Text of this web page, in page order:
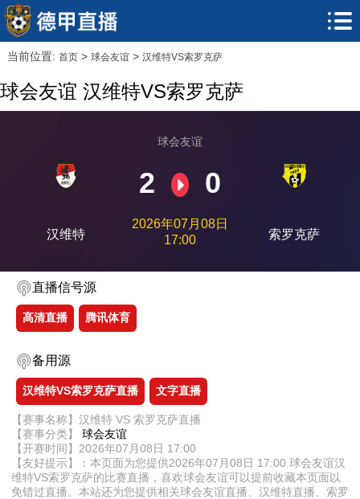
当前位置: 首页> 球会友谊> 汉维特VS索罗克萨
球会友谊 汉维特VS索罗克萨
汉维特
球会友谊
2 0
2026年07月08日
17:00
索罗克萨
直播信号源
高清直播 腾讯体育
备用源
汉维特VS索罗克萨直播 文字直播
【赛事名称】汉维特 VS 索罗克萨直播
【赛事分类】 球会友谊
【开赛时间】2026年07月08日 17:00
【友好提示】：本页面为您提供2026年07月08日 17:00 球会友谊汉
维特VS索罗克萨的比赛直播，喜欢球会友谊可以提前收藏本页面以
免错过直播。本站还为您提供相关球会友谊直播、汉维特直播、索罗